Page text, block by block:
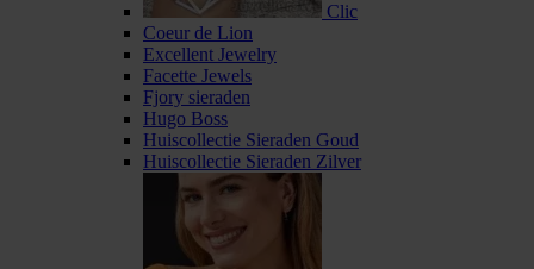
Clic
Coeur de Lion
Excellent Jewelry
Facette Jewels
Fjory sieraden
Hugo Boss
Huiscollectie Sieraden Goud
Huiscollectie Sieraden Zilver